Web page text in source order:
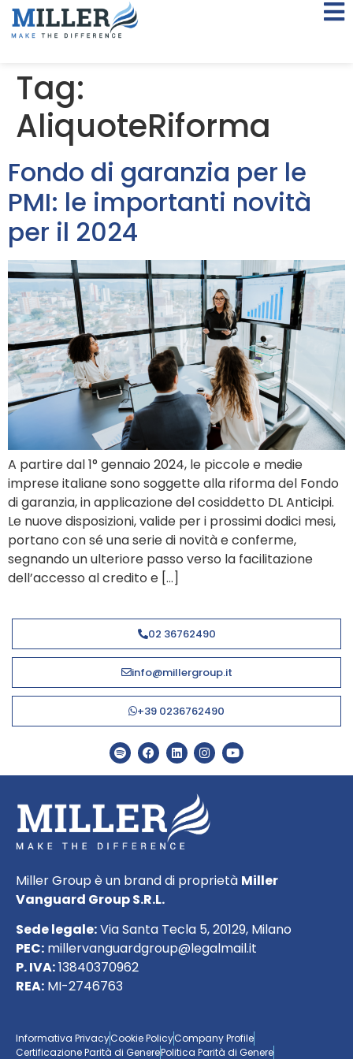
Tag:
AliquoteRiforma
Fondo di garanzia per le
PMI: le importanti novità
per il 2024
A partire dal 1° gennaio 2024, le piccole e medie
imprese italiane sono soggette alla riforma del Fondo
di garanzia, in applicazione del cosiddetto DL Anticipi.
Le nuove disposizioni, valide per i prossimi dodici mesi,
portano con sé una serie di novità e conferme,
segnando un ulteriore passo verso la facilitazione
dell’accesso al credito e […]
02 36762490
info@millergroup.it
+39 0236762490
Miller Group è un brand di proprietà Miller
Vanguard Group S.R.L.
Sede legale:Via Santa Tecla 5, 20129, Milano
PEC: millervanguardgroup@legalmail.it
P. IVA:13840370962
REA: MI-2746763
Informativa PrivacyCookie PolicyCompany Profile
Certificazione Parità di GenerePolitica Parità di Genere